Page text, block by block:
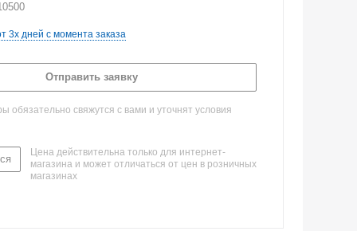
3х дней с момента заказа
Отправить заявку
обязательно свяжутся с вами и уточнят условия
Цена действительна только для интернет-
магазина и может отличаться от цен в розничных
магазинах